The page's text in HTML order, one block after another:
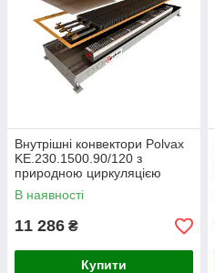
Внутрішні конвектори Polvax
KE.230.1500.90/120 з
природною циркуляцією
В наявності
11 286 ₴
Купити